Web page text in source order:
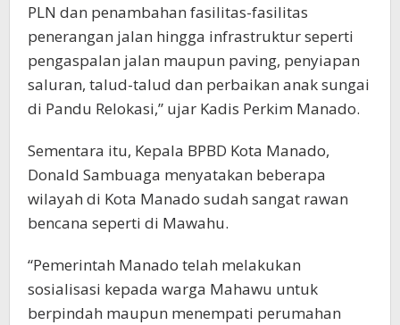
PLN dan penambahan fasilitas-fasilitas
penerangan jalan hingga infrastruktur seperti
pengaspalan jalan maupun paving, penyiapan
saluran, talud-talud dan perbaikan anak sungai
di Pandu Relokasi,” ujar Kadis Perkim Manado.
Sementara itu, Kepala BPBD Kota Manado,
Donald Sambuaga menyatakan beberapa
wilayah di Kota Manado sudah sangat rawan
bencana seperti di Mawahu.
“Pemerintah Manado telah melakukan
sosialisasi kepada warga Mahawu untuk
berpindah maupun menempati perumahan